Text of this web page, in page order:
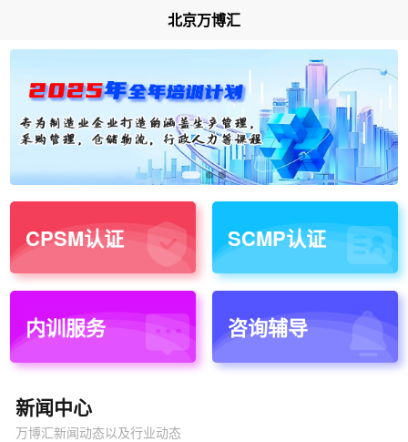
北京万博汇
CPSM认证 SCMP认证
内训服务 咨询辅导
新闻中心
万博汇新闻动态以及行业动态